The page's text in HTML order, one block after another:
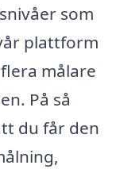
som
plattform
målare
På så
du får den